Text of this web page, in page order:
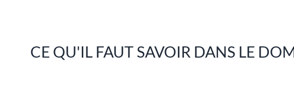
CE QU'IL FAUT SAVOIR DANS LE